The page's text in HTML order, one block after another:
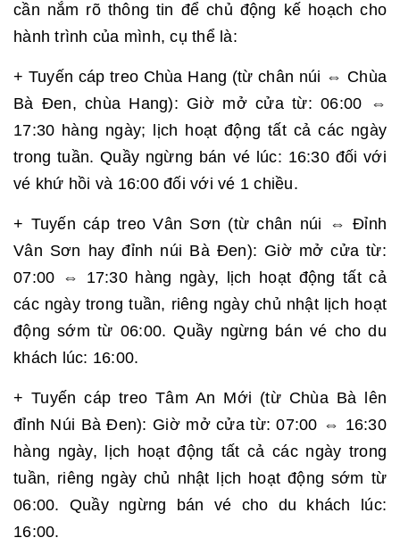
cần nắm rõ thông tin để chủ động kế hoạch cho
hành trình của mình, cụ thể là:
+ Tuyến cáp treo Chùa Hang (từ chân núi ⇔ Chùa
Bà Đen, chùa Hang): Giờ mở cửa từ: 06:00 ⇔
17:30 hàng ngày; lịch hoạt động tất cả các ngày
trong tuần. Quầy ngừng bán vé lúc: 16:30 đối với
vé khứ hồi và 16:00 đối với vé 1 chiều.
+ Tuyến cáp treo Vân Sơn (từ chân núi ⇔ Đỉnh
Vân Sơn hay đỉnh núi Bà Đen): Giờ mở cửa từ:
07:00 ⇔ 17:30 hàng ngày, lịch hoạt động tất cả
các ngày trong tuần, riêng ngày chủ nhật lịch hoạt
động sớm từ 06:00. Quầy ngừng bán vé cho du
khách lúc: 16:00.
+ Tuyến cáp treo Tâm An Mới (từ Chùa Bà lên
đỉnh Núi Bà Đen): Giờ mở cửa từ: 07:00 ⇔ 16:30
hàng ngày, lịch hoạt động tất cả các ngày trong
tuần, riêng ngày chủ nhật lịch hoạt động sớm từ
06:00. Quầy ngừng bán vé cho du khách lúc:
16:00.